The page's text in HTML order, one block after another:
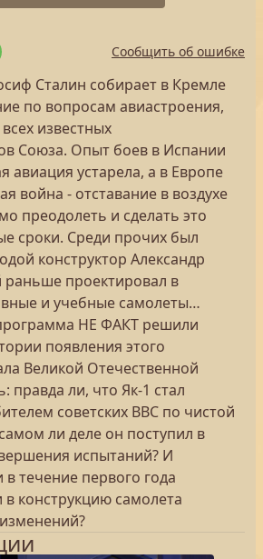
Сообщить об ошибке
Сталин собирает в Кремле
по вопросам авиастроения,
известных
Союза. Опыт боев в Испании
авиация устарела, а в Европе
война - отставание в воздухе
преодолеть и сделать это
сроки. Среди прочих был
конструктор Александр
раньше проектировал в
и учебные самолеты…
НЕ ФАКТ решили
появления этого
Великой Отечественной
правда ли, что Як-1 стал
советских ВВС по чистой
ли деле он поступил в
испытаний? И
в течение первого года
конструкцию самолета